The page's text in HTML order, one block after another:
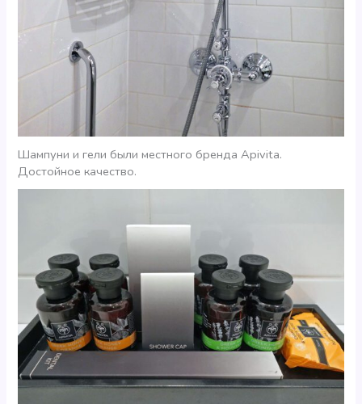
Шампуни и гели были местного бренда Apivita.
Достойное качество.